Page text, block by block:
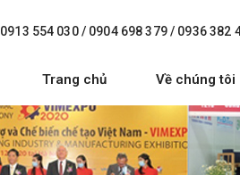
0913 554 030 / 0904 698 379 / 0936 382
Trang chủ Về chúng tôi